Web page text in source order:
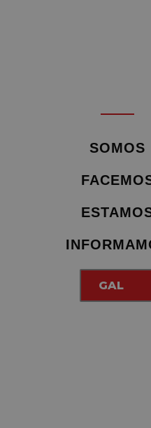
SOMOS
GAL